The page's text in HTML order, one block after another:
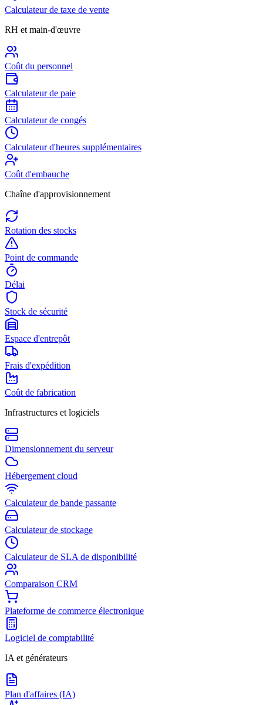
Calculateur de taxe de vente
RH et main-d'œuvre
Coût du personnel
Calculateur de paie
Calculateur de congés
Calculateur d'heures supplémentaires
Coût d'embauche
Chaîne d'approvisionnement
Rotation des stocks
Point de commande
Délai
Stock de sécurité
Espace d'entrepôt
Frais d'expédition
Coût de fabrication
Infrastructures et logiciels
Dimensionnement du serveur
Hébergement cloud
Calculateur de bande passante
Calculateur de stockage
Calculateur de SLA de disponibilité
Comparaison CRM
Plateforme de commerce électronique
Logiciel de comptabilité
IA et générateurs
Plan d'affaires (IA)